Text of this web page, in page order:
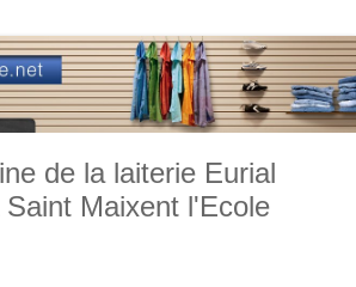
de la laiterie Eurial
Maixent l'Ecole